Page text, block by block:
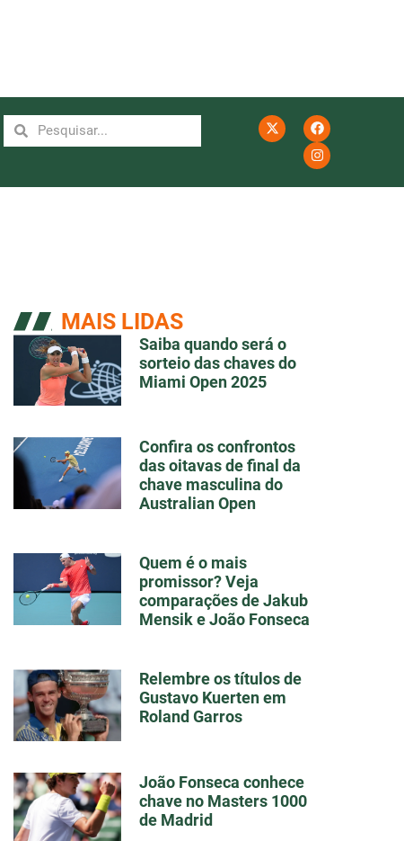
MAIS LIDAS
Saiba quando será o
sorteio das chaves do
Miami Open 2025
Confira os confrontos
das oitavas de final da
chave masculina do
Australian Open
Quem é o mais
promissor? Veja
comparações de Jakub
Mensik e João Fonseca
Relembre os títulos de
Gustavo Kuerten em
Roland Garros
João Fonseca conhece
chave no Masters 1000
de Madrid